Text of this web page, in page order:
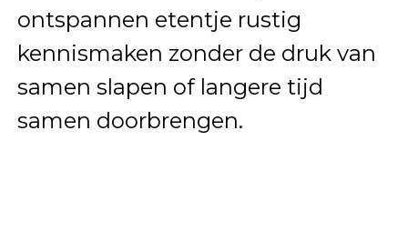
ontspannen etentje rustig
kennismaken zonder de druk van
samen slapen of langere tijd
samen doorbrengen.